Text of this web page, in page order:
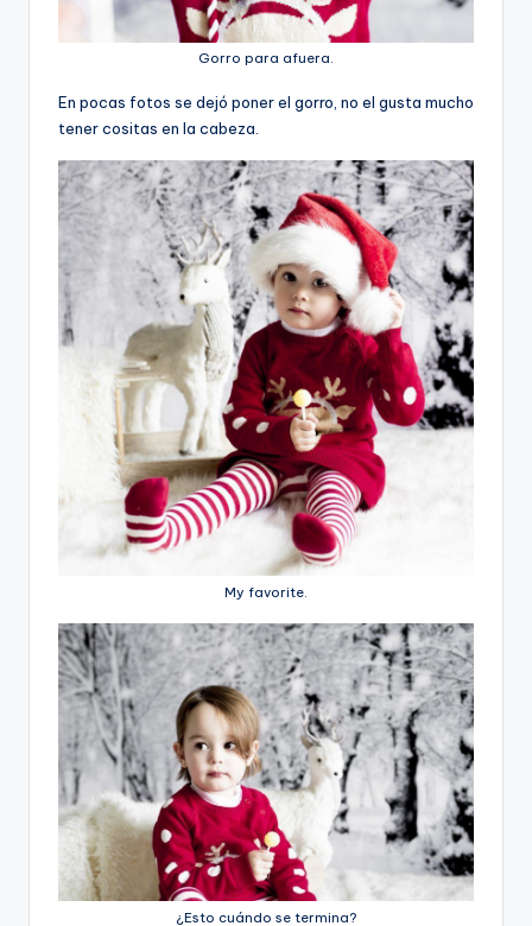
Gorro para afuera.
En pocas fotos se dejó poner el gorro, no el gusta mucho
tener cositas en la cabeza.
My favorite.
¿Esto cuándo se termina?